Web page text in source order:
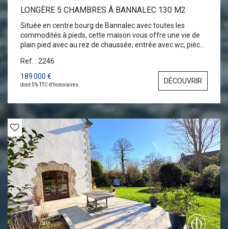
LONGÈRE 5 CHAMBRES À BANNALEC 130 M2
Située en centre bourg de Bannalec avec toutes les
commodités à pieds, cette maison vous offre une vie de
plain pied avec au rez de chaussée; entrée avec wc, pièce
donnant sur le jardin, 2 chambres, dont une avec une
ancienne salle d'eau à rénover et chaufferie+rangement
(20m²). A l'étage; palier, deux chambres, salle d'eau avec
wc pour une partie. Mezzanine/salon et chambre pour
l'autre partie. Jardin de 653 m² avec allée bitumée,
ouvertures en double vitrage.
Ref. : 2246
189 000 €
dont 5% TTC d'honoraires DÉCOUVRIR